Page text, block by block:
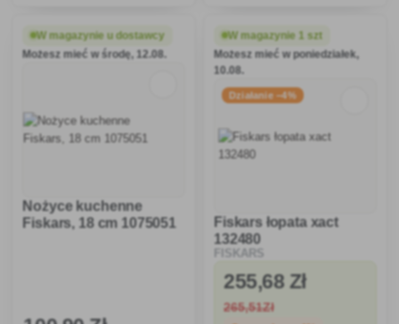
cienką skórką lub skórką
powierzchni
nieprzywierających.Z
ergonomicznym uchwytem
W magazynie u dostawcy
Możesz mieć w środę, 12.08.
Nożyce kuchenne
Fiskars, 18 cm 1075051
W magazynie 1 szt
Możesz mieć w poniedziałek,
10.08.
Działanie −4%
Fiskars łopata xact
132480
FISKARS
255,68 Zł
265,51Zł